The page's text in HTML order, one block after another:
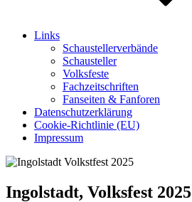
Links
Schaustellerverbände
Schausteller
Volksfeste
Fachzeitschriften
Fanseiten & Fanforen
Datenschutzerklärung
Cookie-Richtlinie (EU)
Impressum
Ingolstadt, Volksfest 2025